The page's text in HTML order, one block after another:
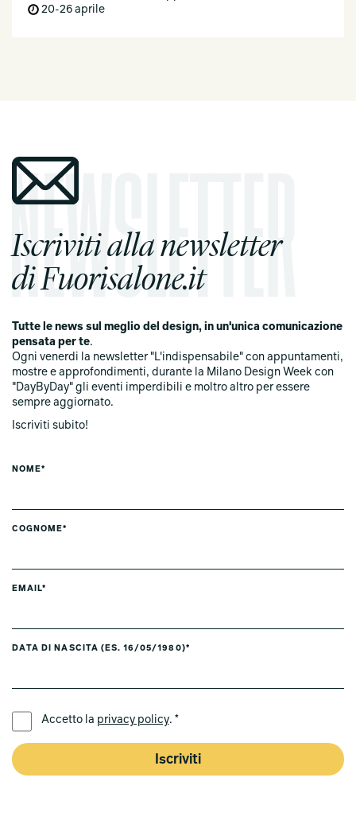
20-26 aprile
Iscriviti alla newsletter
di Fuorisalone.it
Tutte le news sul meglio del design, in un'unica comunicazione
pensata per te.
Ogni venerdi la newsletter "L'indispensabile" con appuntamenti,
mostre e approfondimenti, durante la Milano Design Week con
"DayByDay" gli eventi imperdibili e moltro altro per essere
sempre aggiornato.
Iscriviti subito!
NOME*
COGNOME*
EMAIL*
DATA DI NASCITA (ES. 16/05/1980)*
Accetto la privacy policy. *
Iscriviti